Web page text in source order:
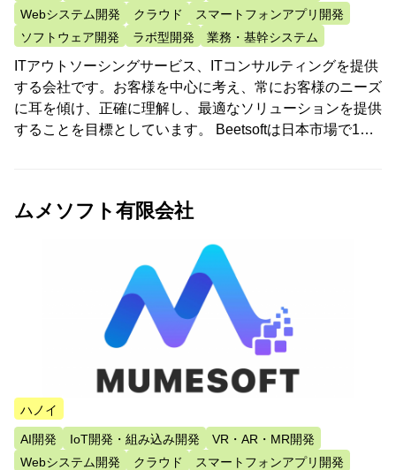
Webシステム開発
クラウド
スマートフォンアプリ開発
ソフトウェア開発
ラボ型開発 業務・基幹システム
ITアウトソーシングサービス、ITコンサルティングを提供
する会社です。お客様を中心に考え、常にお客様のニーズ
に耳を傾け、正確に理解し、最適なソリューションを提供
することを目標としています。 Beetsoftは日本市場で1…
ムメソフト有限会社
ハノイ
AI開発 IoT開発・組み込み開発
VR・AR・MR開発
Webシステム開発
クラウド
スマートフォンアプリ開発